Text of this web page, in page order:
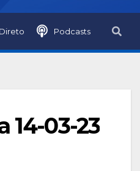
Direto Podcasts
14-03-23